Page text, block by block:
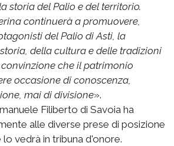
storia del Palio e del territorio.
continuerà a promuovere,
del Palio di Asti, la
della cultura e delle tradizioni
che il patrimonio
occasione di conoscenza,
mai di divisione».
Filiberto di Savoia ha
alle diverse prese di posizione
vedrà in tribuna d'onore.